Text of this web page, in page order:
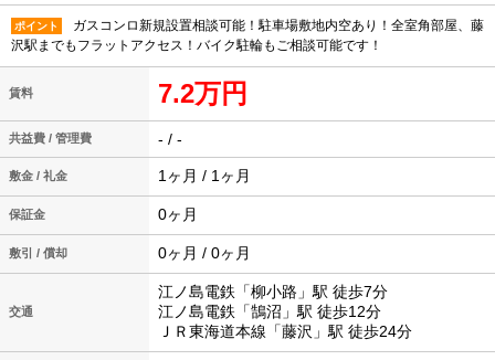
ポイント
ガスコンロ新規設置相談可能！駐車場敷地内空あり！全室角部屋、藤
沢駅までもフラットアクセス！バイク駐輪もご相談可能です！
賃料 7.2万円
共益費 / 管理費 - / -
敷金 / 礼金 1ヶ月 / 1ヶ月
保証金 0ヶ月
敷引 / 償却 0ヶ月 / 0ヶ月
交通
江ノ島電鉄「柳小路」駅 徒歩7分
江ノ島電鉄「鵠沼」駅 徒歩12分
ＪＲ東海道本線「藤沢」駅 徒歩24分